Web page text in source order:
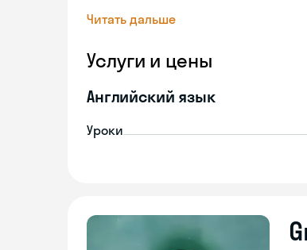
Читать дальше
Услуги и цены
Английский язык
Уроки